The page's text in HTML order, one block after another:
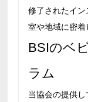
修了されたイ
室や地域に密着
BSIのベ
ラム
当協会の提供